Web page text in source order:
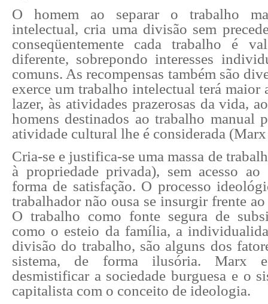
O homem ao separar o trabalho
intelectual, cria uma divisão sem
conseqüentemente cada trabalho é
diferente, sobrepondo interesses
comuns. As recompensas também são
exerce um trabalho intelectual terá maior
lazer, às atividades prazerosas da vida,
homens destinados ao trabalho manual
atividade cultural lhe é considerada
Cria-se e justifica-se uma massa de
à propriedade privada), sem acesso
forma de satisfação. O processo
trabalhador não ousa se insurgir frente
O trabalho como fonte segura de
como o esteio da família, a
divisão do trabalho, são alguns dos
sistema, de forma ilusória. Marx
desmistificar a sociedade burguesa e o
capitalista com o conceito de ideologia.